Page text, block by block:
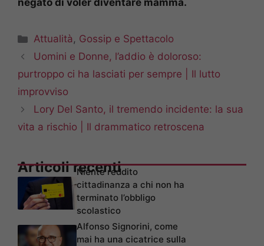
negato di voler diventare mamma.
Categorie
Attualità , Gossip e Spettacolo
Uomini e Donne, l’addio è doloroso:
purtroppo ci ha lasciati per sempre | Il lutto
improvviso
Lory Del Santo, il tremendo incidente: la sua
vita a rischio | Il drammatico retroscena
Articoli recenti
Niente reddito
cittadinanza a chi non ha
terminato l’obbligo
scolastico
Alfonso Signorini, come
mai ha una cicatrice sulla